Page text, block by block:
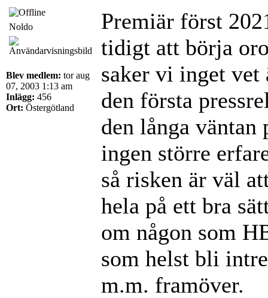
Noldo
Blev medlem: tor aug
07, 2003 1:13 am
Inlägg: 456
Ort: Östergötland
Premiär först
tidigt att börja
saker vi inget vet
den första
den långa
ingen större
så risken är väl
hela på ett bra
om någon som
som helst bli
m.m. framöver.